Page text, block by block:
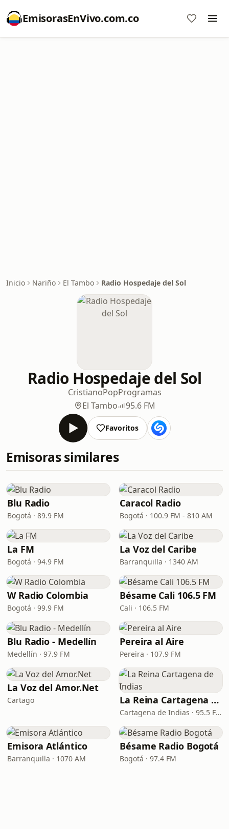
EmisorasEnVivo.com.co
Inicio Nariño El Tambo Radio Hospedaje del Sol
Radio Hospedaje del Sol
CristianoPopProgramas
El Tambo
95.6 FM
Favoritos
Emisoras similares
Blu Radio
Bogotá · 89.9 FM
Caracol Radio
Bogotá · 100.9 FM - 810 AM
La FM
Bogotá · 94.9 FM
La Voz del Caribe
Barranquilla · 1340 AM
W Radio Colombia
Bogotá · 99.9 FM
Bésame Cali 106.5 FM
Cali · 106.5 FM
Blu Radio - Medellín
Medellín · 97.9 FM
Pereira al Aire
Pereira · 107.9 FM
La Voz del Amor.Net
Cartago La Reina Cartagena de Indias
Cartagena de Indias · 95.5 FM
Emisora Atlántico
Barranquilla · 1070 AM
Bésame Radio Bogotá
Bogotá · 97.4 FM